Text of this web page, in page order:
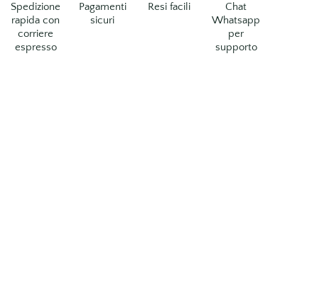
Spedizione
rapida con
corriere
espresso
Pagamenti
sicuri
Resi facili
Chat
Whatsapp
per
supporto